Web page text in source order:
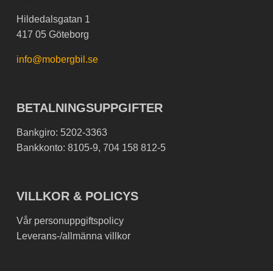
Hildedalsgatan 1
417 05 Göteborg
info@mobergbil.se
BETALNINGSUPPGIFTER
Bankgiro: 5202-3363
Bankkonto: 8105-9, 704 158 812-5
VILLKOR & POLICYS
Vår personuppgiftspolicy
Leverans-/allmänna villkor